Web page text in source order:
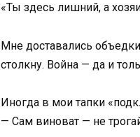
«Ты здесь лишний, а
Мне доставались
столкну. Война — да и
Иногда в мои тапки
— Сам виноват — не